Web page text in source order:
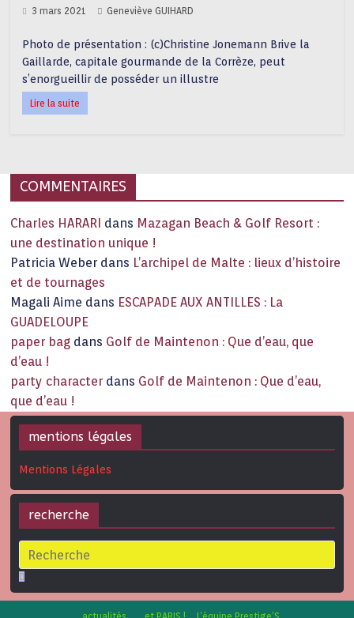
3 mars 2021 Geneviève GUIHARD
Photo de présentation : (c)Christine Jonemann Brive la
Gaillarde, capitale gourmande de la Corrèze, peut
s’enorgueillir de posséder un illustre
Lire la suite
COMMENTAIRES
Charles HARARI dans Mazagan Beach & Golf Resort :
une destination unique !
Patricia Weber dans L’archipel de Malte : lieux d’histoire
et de tournages
Magali Aime dans ESCAPADE AUX ANTILLES : La
GUADELOUPE
paper bag dans Golf de Maintenon : Que d’eau, que
d’eau !
party character dans Golf de Maintenon : Que d’eau,
que d’eau !
mentions légales
Mentions Légales
recherche